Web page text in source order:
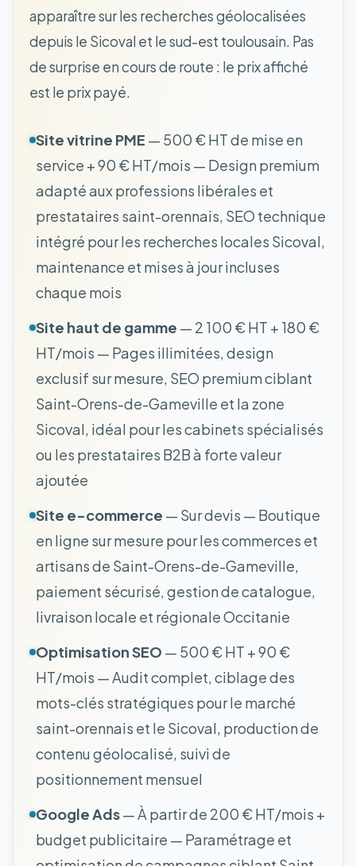
apparaître sur les recherches géolocalisées
depuis le Sicoval et le sud-est toulousain. Pas
de surprise en cours de route : le prix affiché
est le prix payé.
Site vitrine PME — 500 € HT de mise en
service + 90 € HT/mois — Design premium
adapté aux professions libérales et
prestataires saint-orennais, SEO technique
intégré pour les recherches locales Sicoval,
maintenance et mises à jour incluses
chaque mois
Site haut de gamme — 2 100 € HT + 180 €
HT/mois — Pages illimitées, design
exclusif sur mesure, SEO premium ciblant
Saint-Orens-de-Gameville et la zone
Sicoval, idéal pour les cabinets spécialisés
ou les prestataires B2B à forte valeur
ajoutée
Site e-commerce — Sur devis — Boutique
en ligne sur mesure pour les commerces et
artisans de Saint-Orens-de-Gameville,
paiement sécurisé, gestion de catalogue,
livraison locale et régionale Occitanie
Optimisation SEO — 500 € HT + 90 €
HT/mois — Audit complet, ciblage des
mots-clés stratégiques pour le marché
saint-orennais et le Sicoval, production de
contenu géolocalisé, suivi de
positionnement mensuel
Google Ads— À partir de 200 € HT/mois +
budget publicitaire — Paramétrage et